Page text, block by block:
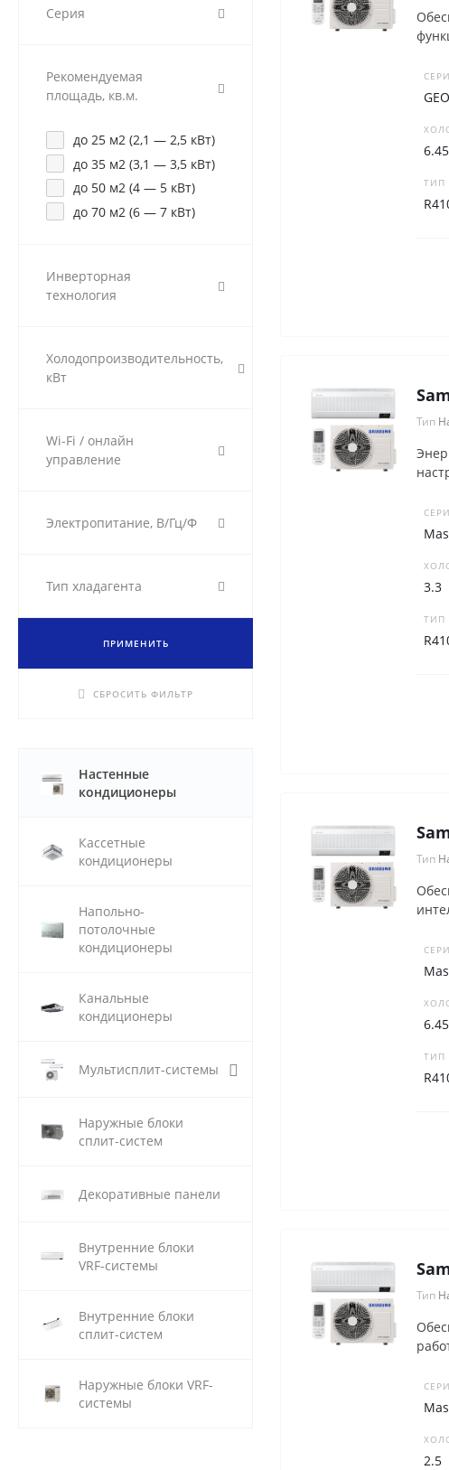
Серия
Рекомендуемая
площадь, кв.м.
до 25 м2 (2,1 — 2,5 кВт)
до 35 м2 (3,1 — 3,5 кВт)
до 50 м2 (4 — 5 кВт)
до 70 м2 (6 — 7 кВт)
Инверторная
технология
Холодопроизводительность,
кВт
Wi-Fi / онлайн
управление
Электропитание, В/Гц/Ф
Тип хладагента
ПРИМЕНИТЬ
СБРОСИТЬ ФИЛЬТР
Настенные
кондиционеры
Кассетные
кондиционеры
Напольно-
потолочные
кондиционеры
Канальные
кондиционеры
Мультисплит-системы
Наружные блоки
сплит-систем
Декоративные панели
Внутренние блоки
VRF-системы
Внутренние блоки
сплит-систем
Наружные блоки VRF-
системы
6.45
ТИП
Тип
3.3
ТИП
Тип
6.45
ТИП
Тип
2.5